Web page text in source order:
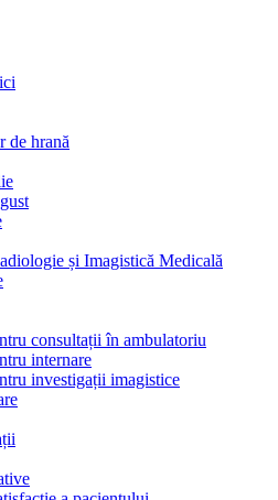
de hrană
și Imagistică Medicală
consultații în ambulatoriu
internare
investigații imagistice